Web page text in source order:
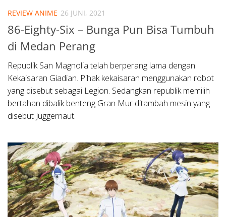
REVIEW ANIME 26 JUNI, 2021
86-Eighty-Six – Bunga Pun Bisa Tumbuh
di Medan Perang
Republik San Magnolia telah berperang lama dengan
Kekaisaran Giadian. Pihak kekaisaran menggunakan robot
yang disebut sebagai Legion. Sedangkan republik memilih
bertahan dibalik benteng Gran Mur ditambah mesin yang
disebut Juggernaut.